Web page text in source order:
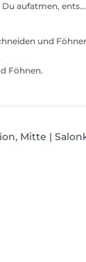
aufatmen, ents...
Föhnen.